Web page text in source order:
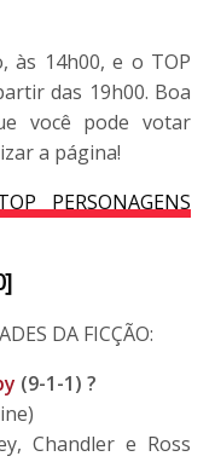
às 14h00, e o TOP
das 19h00. Boa
você pode votar
a página!
PERSONAGENS
DA FICÇÃO:
(9-1-1) ?
Chandler e Ross